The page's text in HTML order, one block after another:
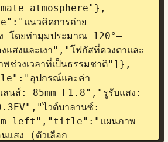
atmosphere"},
นวคิดการถ่าย
ดยทำมุมประมาณ 120°–
แสงและเงา","โฟกัสที่ดวงตาและ
พช่วงเวลาที่เป็นธรรมชาติ"]},
อุปกรณ์และค่า
นส์: 85mm F1.8","รูรับแสง:
ไวต์บาลานซ์:
left","title":"แผนภาพ
สง (ตัวเลือก